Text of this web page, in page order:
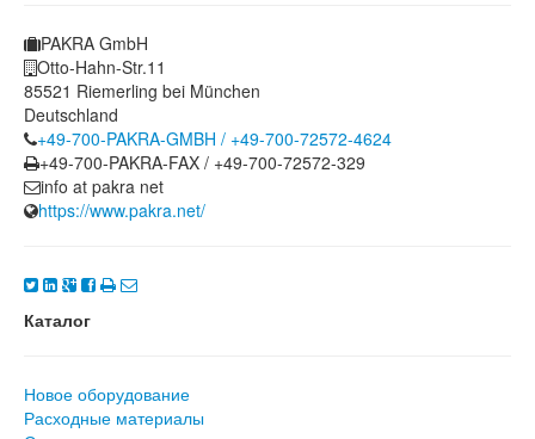
PAKRA GmbH
Otto-Hahn-Str.11
85521 Riemerling bei München
Deutschland
+49-700-PAKRA-GMBH / +49-700-72572-4624
+49-700-PAKRA-FAX / +49-700-72572-329
info at pakra net
https://www.pakra.net/
Каталог
Новое оборудование
Расходные материалы